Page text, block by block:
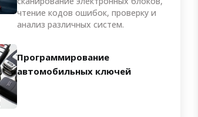
чтение кодов ошибок, проверку и
анализ различных систем.
Программирование
автомобильных ключей